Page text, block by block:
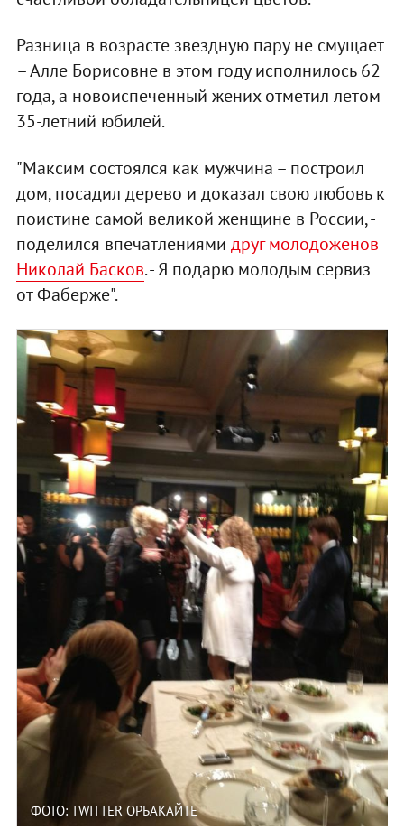
Разница в возрасте звездную пару не смущает
– Алле Борисовне в этом году исполнилось 62
года, а новоиспеченный жених отметил летом
35-летний юбилей.
"Максим состоялся как мужчина – построил
дом, посадил дерево и доказал свою любовь к
поистине самой великой женщине в России, -
поделился впечатлениями друг молодоженов
Николай Басков. - Я подарю молодым сервиз
от Фаберже".
ФОТО: TWITTER ОРБАКАЙТЕ